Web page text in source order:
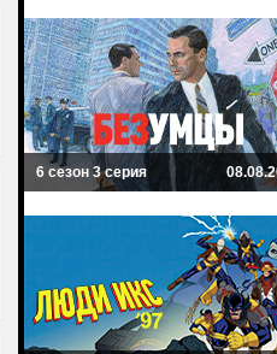
6 сезон 3 серия